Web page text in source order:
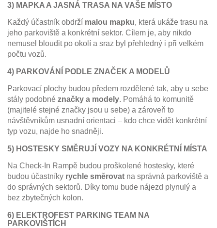
3) MAPKA A JASNÁ TRASA NA VAŠE MÍSTO
Každý účastník obdrží malou mapku, která ukáže trasu na
jeho parkoviště a konkrétní sektor. Cílem je, aby nikdo
nemusel bloudit po okolí a sraz byl přehledný i při velkém
počtu vozů.
4) PARKOVÁNÍ PODLE ZNAČEK A MODELŮ
Parkovací plochy budou předem rozdělené tak, aby u sebe
stály podobné značky a modely. Pomáhá to komunitě
(majitelé stejné značky jsou u sebe) a zároveň to
návštěvníkům usnadní orientaci – kdo chce vidět konkrétní
typ vozu, najde ho snadněji.
5) HOSTESKY SMĚRUJÍ VOZY NA KONKRÉTNÍ MÍSTA
Na Check-In Rampě budou proškolené hostesky, které
budou účastníky rychle směrovat na správná parkoviště a
do správných sektorů. Díky tomu bude nájezd plynulý a
bez zbytečných kolon.
6) ELEKTROFEST PARKING TEAM NA
PARKOVIŠTÍCH